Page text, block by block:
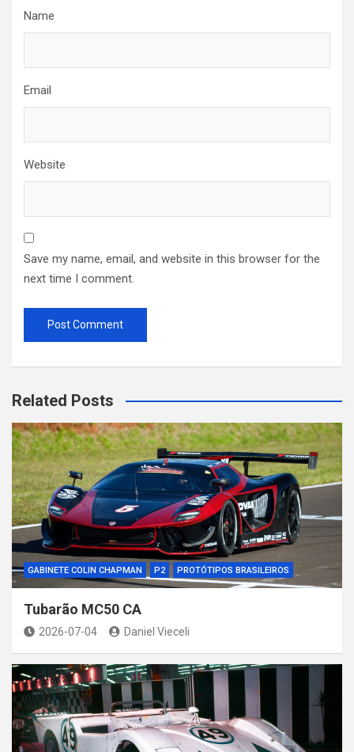
Name
Email
Website
Save my name, email, and website in this browser for the
next time I comment.
Related Posts
GABINETE COLIN CHAPMAN P2 PROTÓTIPOS BRASILEIROS
Tubarão MC50 CA
2026-07-04 Daniel Vieceli